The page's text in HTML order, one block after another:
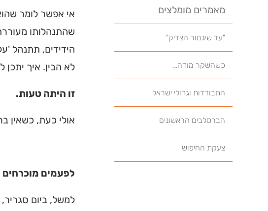
מאמרים מומלצים
"עד שיגמור הצדיק"
כשהשקר מודה…
התבודדות וגדולי ישראל
הברסלבים הראשונים
צעקת החיפוש
אי אפשר לומר
שהתנהלותו
הידידים, תתנהל
לא הבין. איך
זו היתה טעות.
אולי כעת, כשאין
לפעמים
למשל, ביום